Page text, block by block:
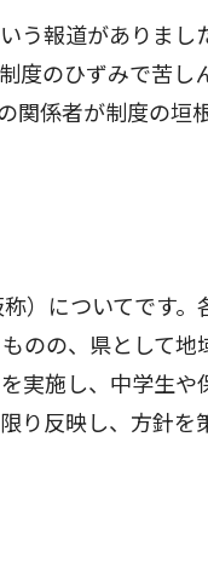
う報道がありまし
度のひずみで苦し
関係者が制度の垣
）についてです。
のの、県として地
実施し、中学生や
り反映し、方針を